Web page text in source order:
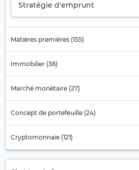
Stratégie d'emprunt
Matières premières (155)
Immobilier (36)
Marché monétaire (27)
Concept de portefeuille (24)
Cryptomonnaie (121)